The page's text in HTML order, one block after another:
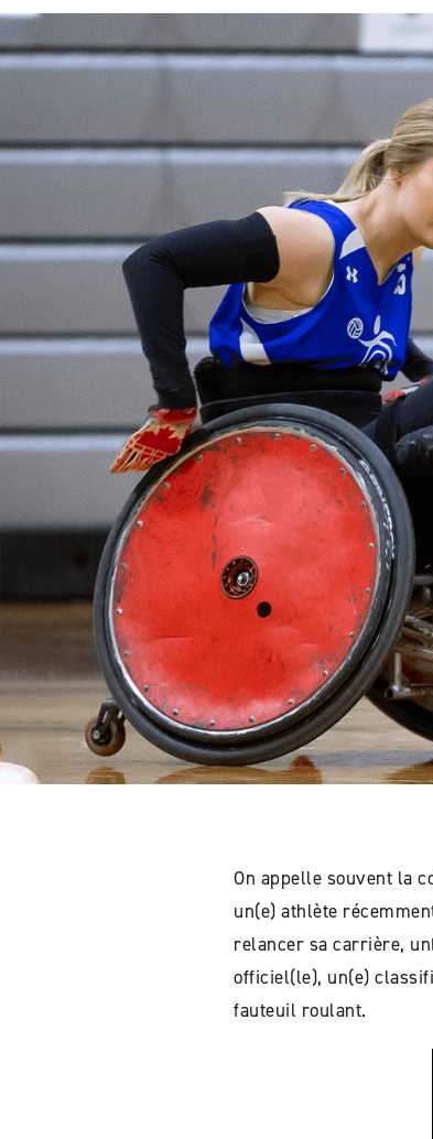
On appelle souvent la
un(e) athlète
relancer sa carrière,
officiel(le), un(e)
fauteuil roulant.